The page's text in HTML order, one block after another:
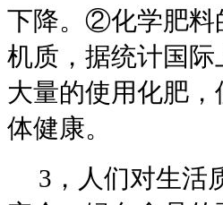
下降。②化学肥料
机质，据统计国
大量的使用化肥
体健康。
3，人们对生活